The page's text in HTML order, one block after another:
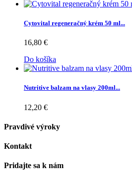
Cytovital regeneračný krém 50 ml...
16,80 €
Do košíka
Nutritive balzam na vlasy 200ml...
12,20 €
Pravdivé výroky
Kontakt
Pridajte sa k nám